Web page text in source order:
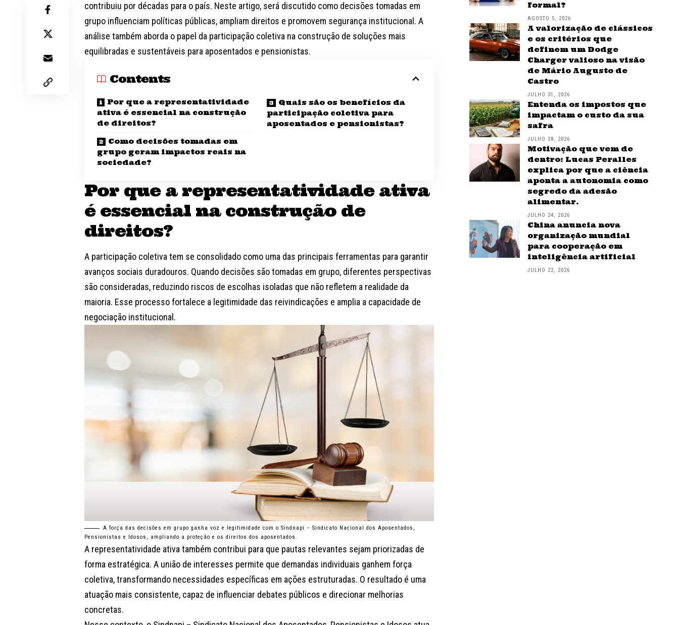
contribuiu por décadas para o país. Neste artigo, será discutido como decisões tomadas em
grupo influenciam políticas públicas, ampliam direitos e promovem segurança institucional. A
análise também aborda o papel da participação coletiva na construção de soluções mais
equilibradas e sustentáveis para aposentados e pensionistas.
Contents
Por que a representatividade
ativa é essencial na construção
de direitos?
Como decisões tomadas em
grupo geram impactos reais na
sociedade?
Quais são os benefícios da
participação coletiva para
aposentados e pensionistas?
Por que a representatividade ativa
é essencial na construção de
direitos?
A participação coletiva tem se consolidado como uma das principais ferramentas para garantir
avanços sociais duradouros. Quando decisões são tomadas em grupo, diferentes perspectivas
são consideradas, reduzindo riscos de escolhas isoladas que não refletem a realidade da
maioria. Esse processo fortalece a legitimidade das reivindicações e amplia a capacidade de
negociação institucional.
A força das decisões em grupo ganha voz e legitimidade com o Sindnapi – Sindicato Nacional dos Aposentados,
Pensionistas e Idosos, ampliando a proteção e os direitos dos aposentados.
A representatividade ativa também contribui para que pautas relevantes sejam priorizadas de
forma estratégica. A união de interesses permite que demandas individuais ganhem força
coletiva, transformando necessidades específicas em ações estruturadas. O resultado é uma
atuação mais consistente, capaz de influenciar debates públicos e direcionar melhorias
concretas.
formal?
AGOSTO 5, 2026
A valorização de clássicos
e os critérios que
definem um Dodge
Charger valioso na visão
de Mário Augusto de
Castro
JULHO 31, 2026
Entenda os impostos que
impactam o custo da sua
safra
JULHO 28, 2026
Motivação que vem de
dentro: Lucas Peralles
explica por que a ciência
aponta a autonomia como
segredo da adesão
alimentar.
JULHO 24, 2026
China anuncia nova
organização mundial
para cooperação em
inteligência artificial
JULHO 22, 2026